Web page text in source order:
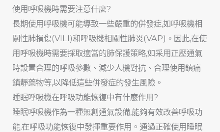
使用呼吸機時需要注意什麼?
長期使用呼吸機可能導致一些嚴重的併發症,如呼吸機相
關性肺損傷(VILI)和呼吸機相關性肺炎(VAP)。因此,在使
用呼吸機時需要採取適當的肺保護策略,如采用正壓通氣
時設置合理的呼吸參數、減少人機對抗、合理使用鎮痛
鎮靜藥物等,以降低這些併發症的發生風險。
睡眠呼吸機在呼吸功能恢復中有什麼作用?
睡眠呼吸機作為一種無創通氣設備,能夠有效改善呼吸功
能,在呼吸功能恢復中發揮重要作用。通過正確使用睡眠